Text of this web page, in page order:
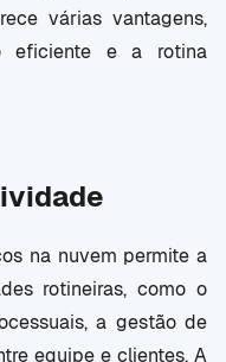
várias vantagens,
eficiente e a rotina
na nuvem permite a
rotineiras, como o
a gestão de
equipe e clientes. A